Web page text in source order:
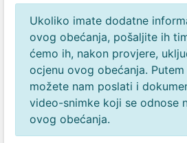
Ukoliko imate dodatne
ovog obećanja, pošaljite ih
ćemo ih, nakon provjere,
ocjenu ovog obećanja.
možete nam poslati i
video-snimke koji se odnose
ovog obećanja.